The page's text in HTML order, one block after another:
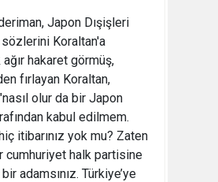
Japon Dışişleri
sözlerini Koraltan'a
hakaret görmüş,
fırlayan Koraltan,
olur da bir Japon
kabul edilmem.
itibarınız yok mu? Zaten
cumhuriyet halk partisine
adamsınız. Türkiye’ye